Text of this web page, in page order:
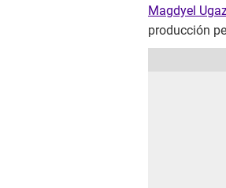
Magdyel
producción